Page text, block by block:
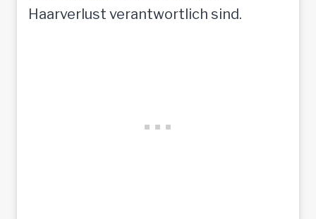
Haarverlust verantwortlich sind.